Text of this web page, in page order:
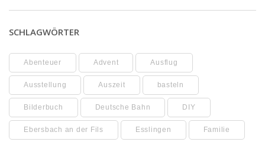
SCHLAGWÖRTER
Abenteuer Advent Ausflug
Ausstellung Auszeit basteln
Bilderbuch Deutsche Bahn DIY
Ebersbach an der Fils Esslingen Familie